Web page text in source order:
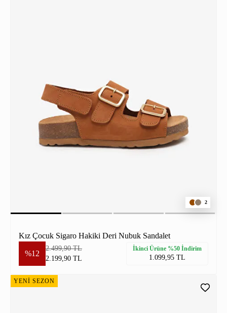
2
Kız Çocuk Sigaro Hakiki Deri Nubuk Sandalet
%12
2.499,90 TL
2.199,90 TL
İkinci Ürüne %50 İndirim
1.099,95 TL
YENİ SEZON